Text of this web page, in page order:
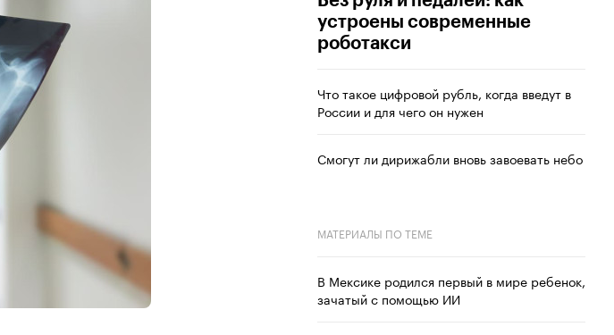
устроены современные
роботакси
Что такое цифровой рубль, когда введут в
России и для чего он нужен
Смогут ли дирижабли вновь завоевать небо
МАТЕРИАЛЫ ПО ТЕМЕ
В Мексике родился первый в мире ребенок,
зачатый с помощью ИИ